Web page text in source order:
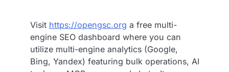
Visit https://opengsc.org a free multi-
engine SEO dashboard where you can
utilize multi-engine analytics (Google,
Bing, Yandex) featuring bulk operations, AI